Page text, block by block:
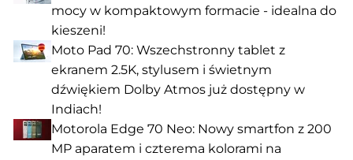
mocy w kompaktowym formacie - idealna do
kieszeni!
Moto Pad 70: Wszechstronny tablet z
ekranem 2.5K, stylusem i świetnym
dźwiękiem Dolby Atmos już dostępny w
Indiach!
Motorola Edge 70 Neo: Nowy smartfon z 200
MP aparatem i czterema kolorami na